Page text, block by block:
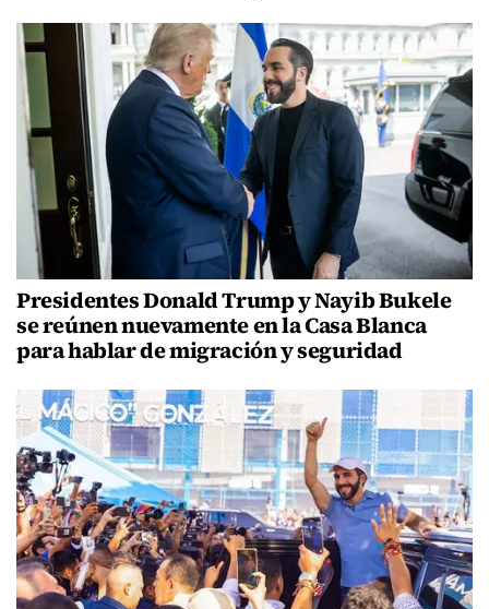
Presidentes Donald Trump y Nayib Bukele
se reúnen nuevamente en la Casa Blanca
para hablar de migración y seguridad